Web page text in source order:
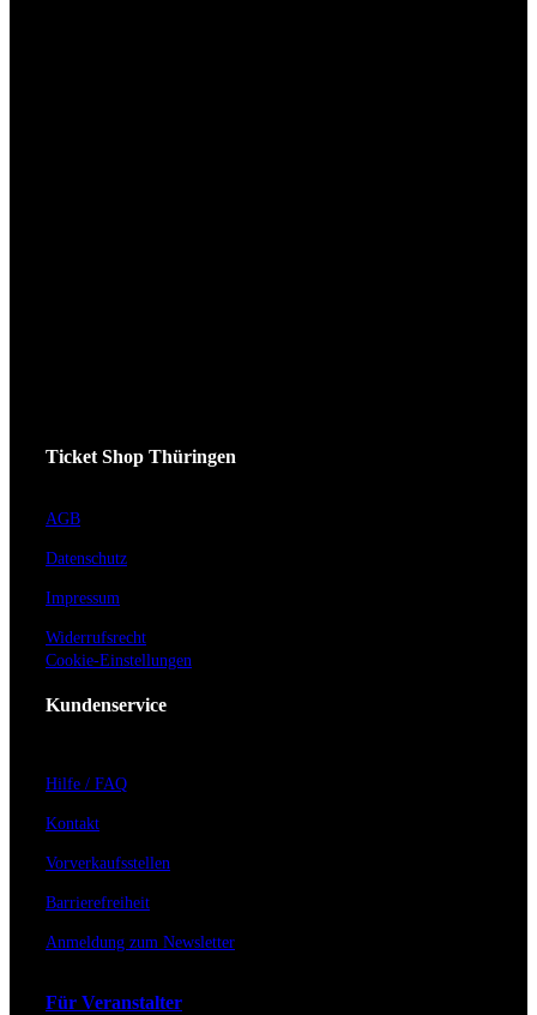
Ticket Shop Thüringen
AGB
Datenschutz
Impressum
Widerrufsrecht
Cookie-Einstellungen
Kundenservice
Hilfe / FAQ
Kontakt
Vorverkaufsstellen
Barrierefreiheit
Anmeldung zum Newsletter
Für Veranstalter